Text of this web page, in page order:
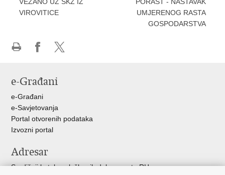
VIROVITICE
UMJERENOG RASTA
GOSPODARSTVA
Facebooku
X-
e-Građani
e-Građani
e-Savjetovanja
Portal otvorenih podataka
Izvozni portal
Adresar
Središnji katalog službenih dokumenata RH